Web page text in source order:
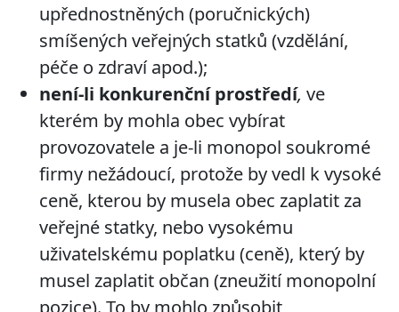
upřednostněných (poručnických)
smíšených veřejných statků (vzdělání,
péče o zdraví apod.);
není-li konkurenční prostředí, ve
kterém by mohla obec vybírat
provozovatele a je-li monopol soukromé
firmy nežádoucí, protože by vedl k vysoké
ceně, kterou by musela obec zaplatit za
veřejné statky, nebo vysokému
uživatelskému poplatku (ceně), který by
musel zaplatit občan (zneužití monopolní
pozice). To by mohlo způsobit